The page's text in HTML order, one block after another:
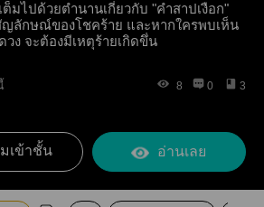
มไปด้วยตำนานเกี่ยวกับ "คำสาปเงือก"
ญลักษณ์ของโชคร้าย และหากใครพบเห็น
วง จะต้องมีเหตุร้ายเกิดขึ่น
8 0 3
มเข้าชั้น อ่านเลย